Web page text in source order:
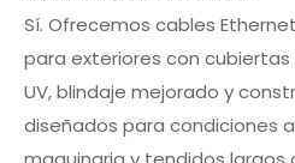
Sí. Ofrecemos cables
para exteriores con
UV, blindaje mejorado y
diseñados para condiciones